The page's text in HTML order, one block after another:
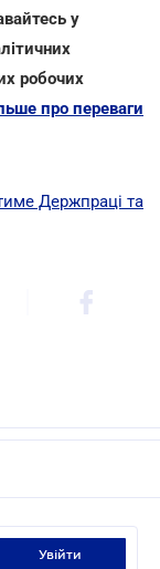
у
робочих
про переваги
Держпраці та
увійти